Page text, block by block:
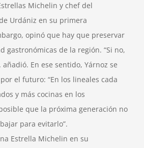
Michelin y chef del
Urdániz en su primera
opinó que hay que preservar
gastronómicas de la región. “Si no,
En ese sentido, Yárnoz se
el futuro: “En los lineales cada
y más cocinas en los
que la próxima generación no
para evitarlo”.
Estrella Michelin en su